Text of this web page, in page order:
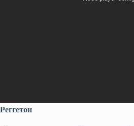
Реггетон